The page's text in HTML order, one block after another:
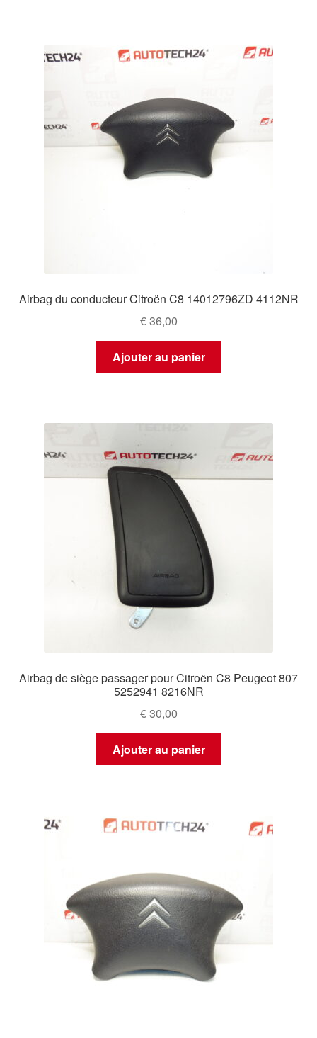
Airbag du conducteur Citroën C8 14012796ZD 4112NR
€36,00
Ajouter au panier
Airbag de siège passager pour Citroën C8 Peugeot 807
5252941 8216NR
€30,00
Ajouter au panier